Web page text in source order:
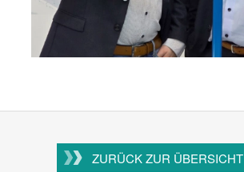
ZURÜCK ZUR ÜBERSICHT